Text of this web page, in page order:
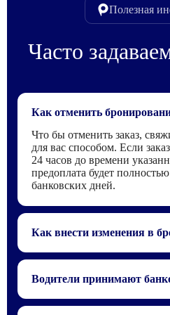
Полезная
Часто
Как отменить
Что бы отменить заказ,
для вас способом. Если
24 часов до времени
предоплата будет
банковских дней.
Как внести изменения в
Для того что бы внести
свяжитесь с нами по
почте, которые указаны в
Водители принимают
Водителю можно